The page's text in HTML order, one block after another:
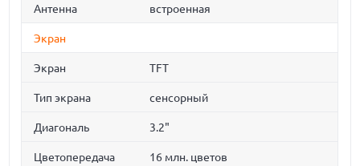
Антенна встроенная
Экран
Экран TFT
Тип экрана сенсорный
Диагональ 3.2"
Цветопередача 16 млн. цветов